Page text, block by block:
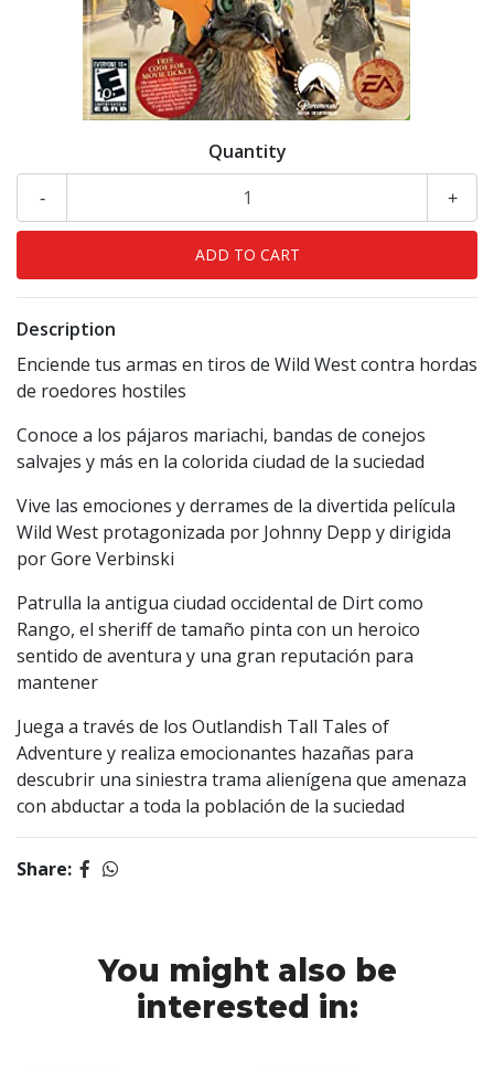
Quantity
+
-
Description
Enciende tus armas en tiros de Wild West contra hordas
de roedores hostiles
Conoce a los pájaros mariachi, bandas de conejos
salvajes y más en la colorida ciudad de la suciedad
Vive las emociones y derrames de la divertida película
Wild West protagonizada por Johnny Depp y dirigida
por Gore Verbinski
Patrulla la antigua ciudad occidental de Dirt como
Rango, el sheriff de tamaño pinta con un heroico
sentido de aventura y una gran reputación para
mantener
Juega a través de los Outlandish Tall Tales of
Adventure y realiza emocionantes hazañas para
descubrir una siniestra trama alienígena que amenaza
con abductar a toda la población de la suciedad
Share:
You might also be
interested in: